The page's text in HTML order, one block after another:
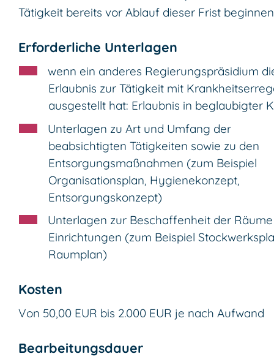
Tätigkeit bereits vor Ablauf dieser Frist
Erforderliche Unterlagen
wenn ein anderes Regierungspräsidium
Erlaubnis zur Tätigkeit mit
ausgestellt hat: Erlaubnis in beglaubigter
Unterlagen zu Art und Umfang der
beabsichtigten Tätigkeiten sowie zu den
Entsorgungsmaßnahmen (zum Beispiel
Organisationsplan, Hygienekonzept,
Entsorgungskonzept)
Unterlagen zur Beschaffenheit der
Einrichtungen (zum Beispiel
Raumplan)
Kosten
Von 50,00 EUR bis 2.000 EUR je nach Aufwand
Bearbeitungsdauer